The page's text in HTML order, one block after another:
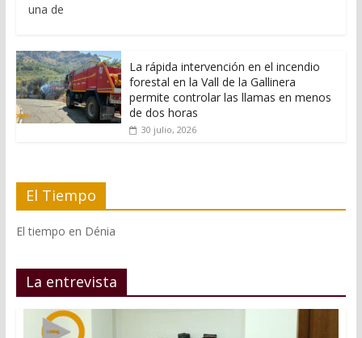
una de
La rápida intervención en el incendio
forestal en la Vall de la Gallinera
permite controlar las llamas en menos
de dos horas
30 julio, 2026
El Tiempo
El tiempo en Dénia
La entrevista